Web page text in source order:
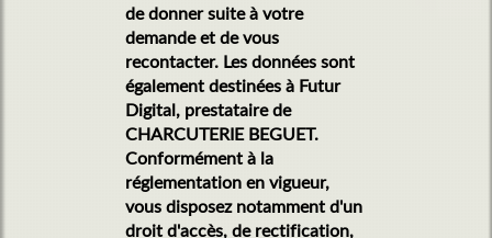
de donner suite à votre
demande et de vous
recontacter. Les données sont
également destinées à Futur
Digital, prestataire de
CHARCUTERIE BEGUET.
Conformément à la
réglementation en vigueur,
vous disposez notamment d'un
droit d'accès, de rectification,